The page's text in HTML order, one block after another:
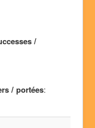
/
/ portées: